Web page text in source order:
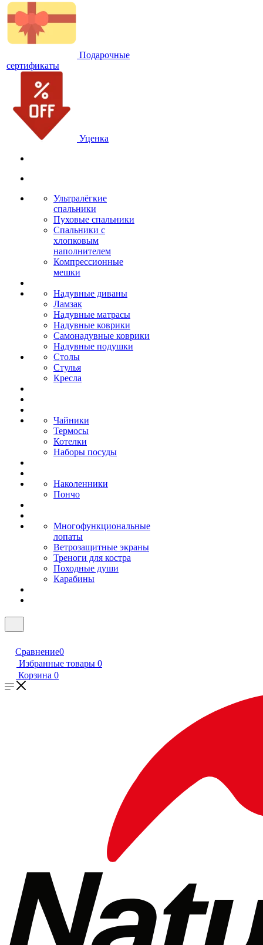
Подарочные
сертификаты
Уценка
Ультралёгкие
спальники
Пуховые спальники
Спальники с
хлопковым
наполнителем
Компрессионные
мешки
Надувные диваны
Ламзак
Надувные матрасы
Надувные коврики
Самонадувные коврики
Надувные подушки
Столы
Стулья
Кресла
Чайники
Термосы
Котелки
Наборы посуды
Наколенники
Пончо
Многофункциональные
лопаты
Ветрозащитные экраны
Треноги для костра
Походные души
Карабины
Сравнение0
Избранные товары 0
Корзина 0